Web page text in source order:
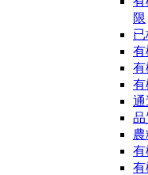
限
有
有
有
通
品
有
有